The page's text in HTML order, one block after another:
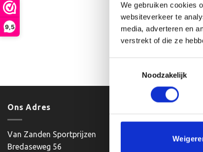
9,5
We gebruiken cookies
websiteverkeer te
media, adverteren en
verstrekt of die ze
Noodzakelijk
€
Ons Adres
Van Zanden Sportprijzen
Bredaseweg 56
Mijn